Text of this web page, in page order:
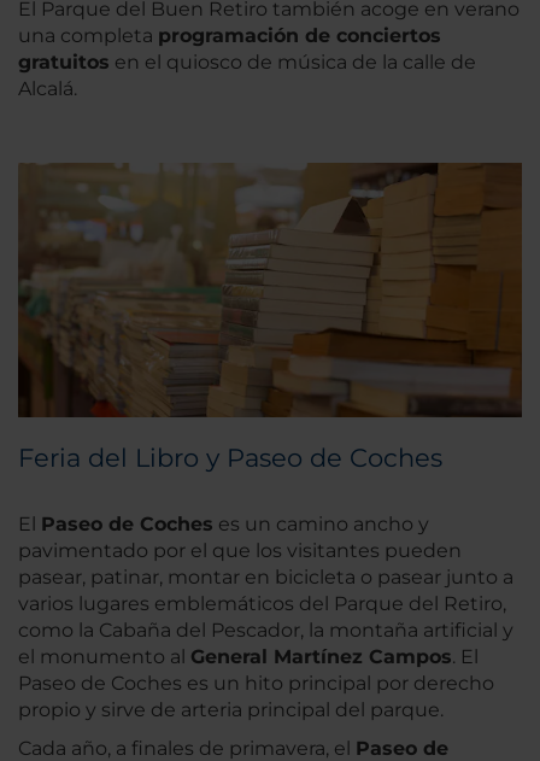
El Parque del Buen Retiro también acoge en verano
una completa programación de conciertos
gratuitos en el quiosco de música de la calle de
Alcalá.
Feria del Libro y Paseo de Coches
El Paseo de Coches es un camino ancho y
pavimentado por el que los visitantes pueden
pasear, patinar, montar en bicicleta o pasear junto a
varios lugares emblemáticos del Parque del Retiro,
como la Cabaña del Pescador, la montaña artificial y
el monumento al General Martínez Campos. El
Paseo de Coches es un hito principal por derecho
propio y sirve de arteria principal del parque.
Cada año, a finales de primavera, el Paseo de